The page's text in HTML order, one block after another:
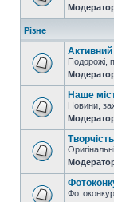
Різне
Подорожі,
Наше
Новини,
Творчість